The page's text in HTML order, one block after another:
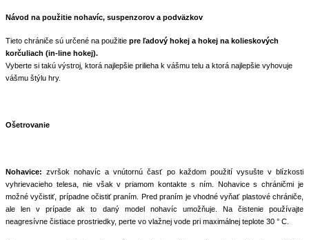
Návod na použitie nohavíc, suspenzorov a podväzkov
Tieto chrániče sú určené na použitie pre ľadový hokej a hokej na kolieskových
korčuliach (in-line hokej).
Vyberte si takú výstroj, ktorá najlepšie prilieha k vášmu telu a ktorá najlepšie vyhovuje
vášmu štýlu hry.
Ošetrovanie
Nohavice:zvršok nohavíc a vnútornú časť po každom použití vysušte v blízkosti
vyhrievacieho telesa, nie však v priamom kontakte s ním. Nohavice s chráničmi je
možné vyčistiť, prípadne očistiť praním. Pred praním je vhodné vyňať plastové chrániče,
ale len v prípade ak to daný model nohavíc umožňuje. Na čistenie používajte
neagresívne čistiace prostriedky, perte vo vlažnej vode pri maximálnej teplote 30 ° C.